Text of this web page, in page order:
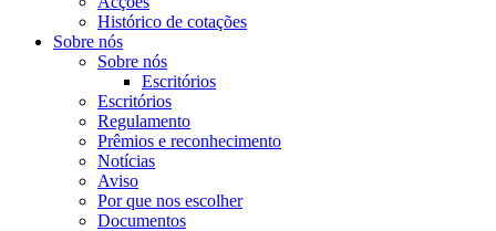
Histórico de cotações
Sobre nós
Sobre nós
Escritórios
Escritórios
Regulamento
Prêmios e reconhecimento
Notícias
Aviso
Por que nos escolher
Documentos